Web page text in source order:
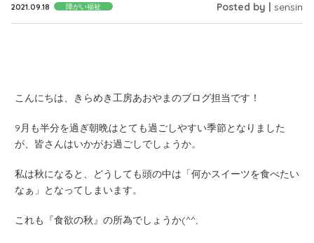
2021.09.18 障がい福祉 Posted by | sensin
こんにちは、きらめき工房あおやまのブログ担当です！
9月も半分を過ぎ朝晩はとても過ごしやすい季節となりました
が、皆さんはいかがお過ごしでしょうか。
私は秋になると、どうしても頭の中は「何かスイーツを食べたい
なぁ」となってしまいます。
これも『食欲の秋』の所為でしょうか(^^;